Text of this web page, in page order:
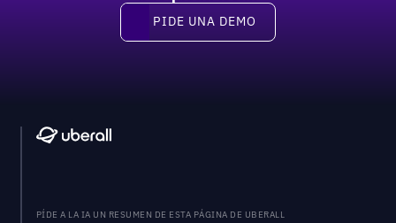
Pide una demo
PIDE UNA DEMO
PÍDE A LA IA UN RESUMEN DE ESTA PÁGINA DE UBERALL